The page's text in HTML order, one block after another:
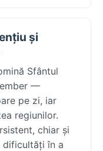
și
Sfântul
—
pe zi, iar
regiunilor.
chiar și
dificultăți în a